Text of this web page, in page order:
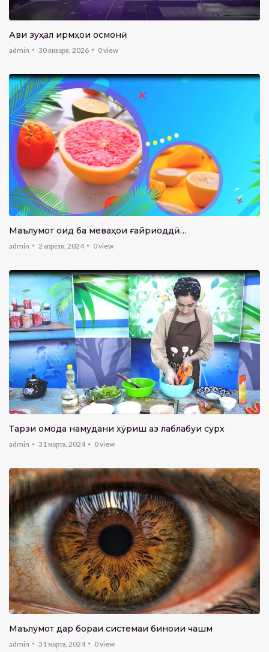
Авҷи зуҳал ҷирмҳои осмонӣ
admin 30 января, 2026 0view
Маълумот оид ба меваҳои ғайриоддӣ…
admin 2 апреля, 2024 0view
Тарзи омода намудани хӯриш аз лаблабуи сурх
admin 31 марта, 2024 0view
Маълумот дар бораи системаи биноии чашм
admin 31 марта, 2024 0view